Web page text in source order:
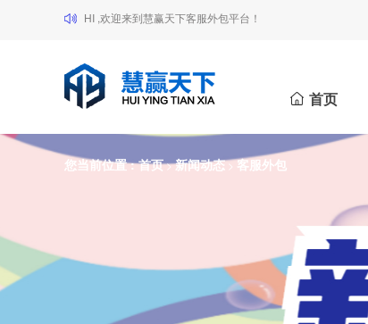
HI ,欢迎来到慧赢天下客服外包平台！
首页
您当前位置 :首页>新闻动态>客服外包